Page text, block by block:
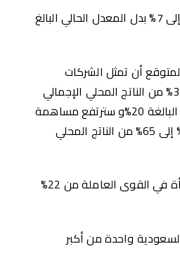
تخفيض معدل البطالة إلى 7% بدل المعدل الحالي البالغ
2030، من المتوقع أن تمثل الشركات
الصغيرة والمتوسطة 35% من الناتج المحلي الإجمالي
بدل المساهمة الحالية البالغة 20%و سترتفع مساهمة
القطاع الخاص من 40% إلى 65% من الناتج المحلي
مع زيادة مشاركة المرأة في القوى العاملة من 22%
واحدة من أكبر